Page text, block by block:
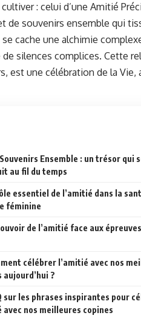
: celui d’une Amitié
de souvenirs ensemble qui
cache une alchimie
silences complices. Cette
est une célébration de la Vie,
Ensemble : un trésor qui
au fil du temps
essentiel de l’amitié dans la
féminine
de l’amitié face aux
célébrer l’amitié avec nos
aujourd’hui ?
sur les phrases inspirantes pour
avec nos meilleures copines